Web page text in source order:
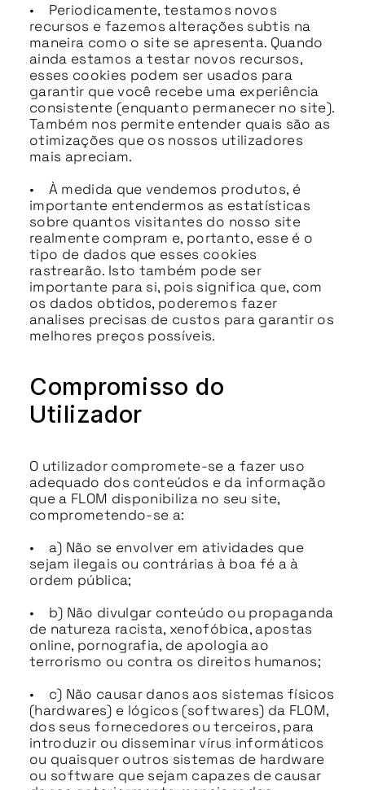
• Periodicamente, testamos novos
recursos e fazemos alterações subtis na
maneira como o site se apresenta. Quando
ainda estamos a testar novos recursos,
esses cookies podem ser usados para
garantir que você recebe uma experiência
consistente (enquanto permanecer no site).
Também nos permite entender quais são as
otimizações que os nossos utilizadores
mais apreciam.
• À medida que vendemos produtos, é
importante entendermos as estatísticas
sobre quantos visitantes do nosso site
realmente compram e, portanto, esse é o
tipo de dados que esses cookies
rastrearão. Isto também pode ser
importante para si, pois significa que, com
os dados obtidos, poderemos fazer
analises precisas de custos para garantir os
melhores preços possíveis.
Compromisso do
Utilizador
O utilizador compromete-se a fazer uso
adequado dos conteúdos e da informação
que a FLOM disponibiliza no seu site,
comprometendo-se a:
• a) Não se envolver em atividades que
sejam ilegais ou contrárias à boa fé a à
ordem pública;
• b) Não divulgar conteúdo ou propaganda
de natureza racista, xenofóbica, apostas
online, pornografia, de apologia ao
terrorismo ou contra os direitos humanos;
• c) Não causar danos aos sistemas físicos
(hardwares) e lógicos (softwares) da FLOM,
dos seus fornecedores ou terceiros, para
introduzir ou disseminar vírus informáticos
ou quaisquer outros sistemas de hardware
ou software que sejam capazes de causar